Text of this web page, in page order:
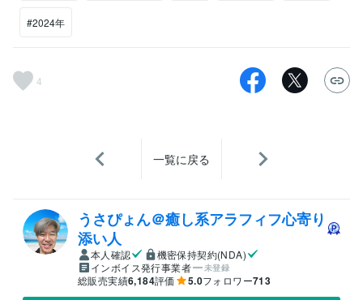
#2024年
4
一覧に戻る
うさぴょん＠癒し系アラフィフ心寄り
添い人
本人確認
機密保持契約(NDA)
インボイス発行事業者
未登録
総販売実績6,184評価 5.0フォロワー713